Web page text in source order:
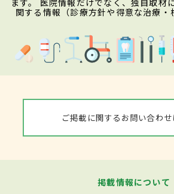
ます。 医院情報だけでなく、独自取材
関する情報（診療方針や得意な治療・
ご掲載に関するお問い合わせ
掲載情報について